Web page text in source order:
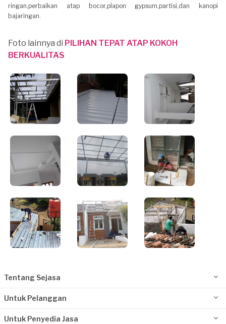
ringan,perbaikan atap bocor,plapon gypsum,partisi,dan kanopi
bajaringan.
Foto lainnya di PILIHAN TEPAT ATAP KOKOH
BERKUALITAS
Tentang Sejasa
Untuk Pelanggan
Untuk Penyedia Jasa